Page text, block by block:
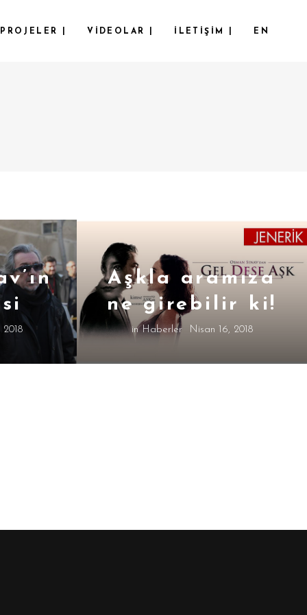
PROJELER | VIDEOLAR | İLETIŞIM | EN
Aşkla aramıza
ne girebilir ki!
inHaberler Nisan 16, 2018